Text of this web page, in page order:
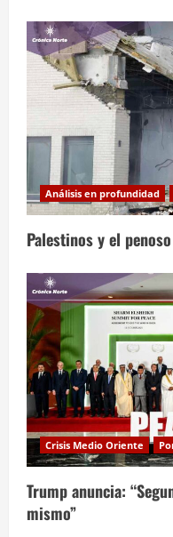
Análisis en profundidad
Palestinos y el
Crisis Medio Oriente
Trump anuncia:
mismo”